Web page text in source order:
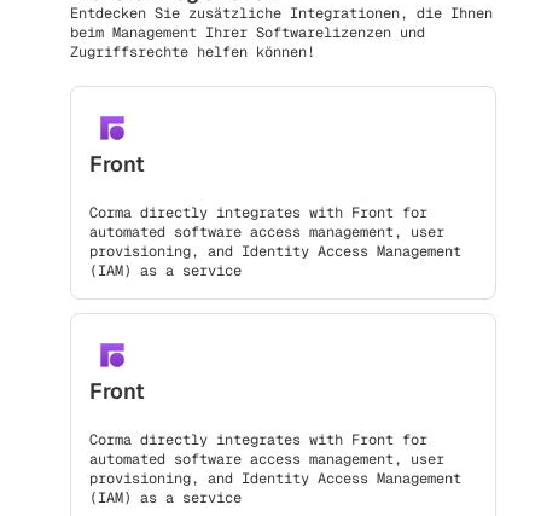
Entdecken Sie zusätzliche Integrationen, die Ihnen
beim Management Ihrer Softwarelizenzen und
Zugriffsrechte helfen können!
Front
Corma directly integrates with Front for
automated software access management, user
provisioning, and Identity Access Management
(IAM) as a service
Front
Corma directly integrates with Front for
automated software access management, user
provisioning, and Identity Access Management
(IAM) as a service